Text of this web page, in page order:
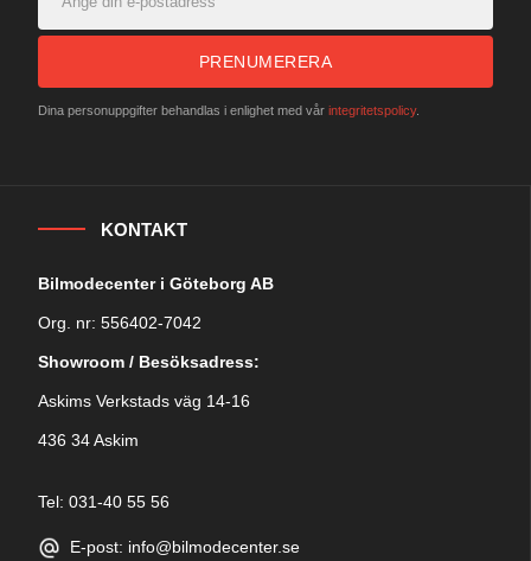
PRENUMERERA
Dina personuppgifter behandlas i enlighet med vår integritetspolicy.
KONTAKT
Bilmodecenter i Göteborg AB
Org. nr: 556402-7042
Showroom / Besöksadress:
Askims Verkstads väg 14-16
436 34 Askim
Tel: 031-40 55 56
E-post: info@bilmodecenter.se